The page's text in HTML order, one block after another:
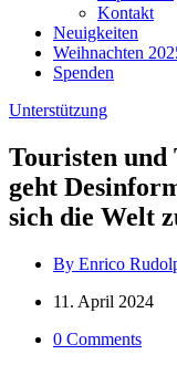
Kontakt
Neuigkeiten
Weihnachten
Spenden
Unterstützung
Touristen und
geht
sich die Welt
By Enrico
11. April 2024
0 Comments